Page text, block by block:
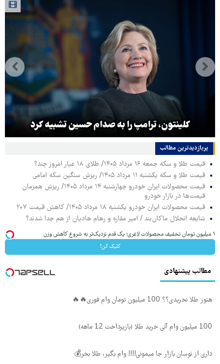
کلینتون، ترامپ را به صدام حسین تشبیه کرد
پربازدیدترین‌ مطالب
قیمت طلا و سکه جمعه ۱۶ مرداد ۱۴۰۵/ طلای ۱۸ عیار امروز چند؟
قیمت طلا و سکه یکشنبه ۱۱ مرداد ۱۴۰۵/ ریزش سنگین سکه امامی
قیمت محصولات ایران خودرو چهارشنبه ۱۴ مرداد ۱۴۰۵/ ریزش همزمان
قیمت‌ها در بازار خودرو
قیمت محصولات ایران خودرو یکشنبه ۱۸ مرداد ۱۴۰۵/ کاهش قیمت ۲۰۷
شایعه انحلال ماکان‌بند / امیر مقاره و رهام هادیان از هم جدا شدند؟
۱ میلیون تومان تخفیف محصولات لاغری؛ یک قدم نزدیک‌تر به شروع کاهش وزن
کلیک کن!
مطالب پیشنهادی
هنوز طلا نخریدی؟؟ 100 میلیون تومان وام فوری🔥🔥
100 میلیون وام آنی خرید طلا (بازپرداخت 12 ماهه)
داری از نوسان بازار جا میمونی!!!! وام بگیر، طلا بخر💰